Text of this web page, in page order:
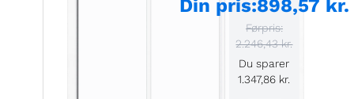
Din pris:898,57 kr.
Førpris:
2.246,43 kr.
Du sparer
1.347,86 kr.